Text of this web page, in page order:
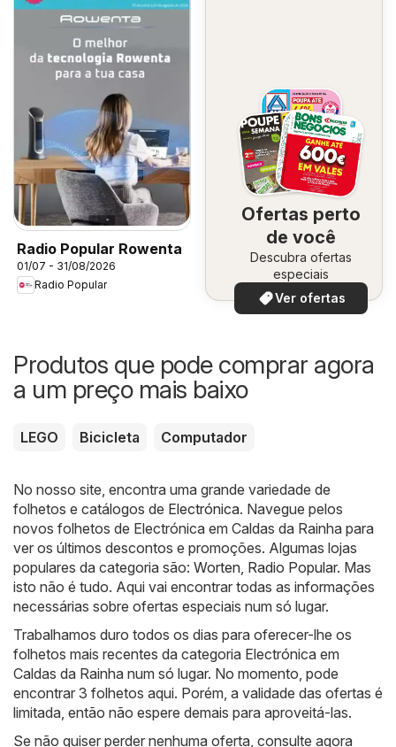
Radio Popular Rowenta
01/07 - 31/08/2026
Radio Popular
Ofertas perto
de você
Descubra ofertas
especiais
Ver ofertas
Produtos que pode comprar agora
a um preço mais baixo
LEGO Bicicleta Computador
No nosso site, encontra uma grande variedade de
folhetos e catálogos de Electrónica. Navegue pelos
novos folhetos de Electrónica em Caldas da Rainha para
ver os últimos descontos e promoções. Algumas lojas
populares da categoria são: Worten Radio Popular. Mas
isto não é tudo. Aqui vai encontrar todas as informações
necessárias sobre ofertas especiais num só lugar.
Trabalhamos duro todos os dias para oferecer-lhe os
folhetos mais recentes da categoria Electrónica em
Caldas da Rainha num só lugar. No momento, pode
encontrar 3 folhetos aqui. Porém, a validade das ofertas é
limitada, então não espere demais para aproveitá-las.
Se não quiser perder nenhuma oferta, consulte agora